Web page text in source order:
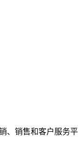
、销售和客户服务平